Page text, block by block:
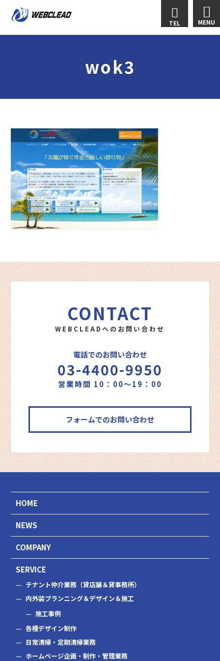
MENU
TEL
wok3
CONTACT
WEBCLEADへのお問い合わせ
電話でのお問い合わせ
03-4400-9950
営業時間 10：00～19：00
フォームでのお問い合わせ
HOME
NEWS
COMPANY
SERVICE
テナント仲介業務（貸店舗＆貸事務所）
内外装プランニング＆デザイン＆施工
施工事例
各種デザイン制作
日常清掃・定期清掃業務
ホームページ企画・制作・管理業務